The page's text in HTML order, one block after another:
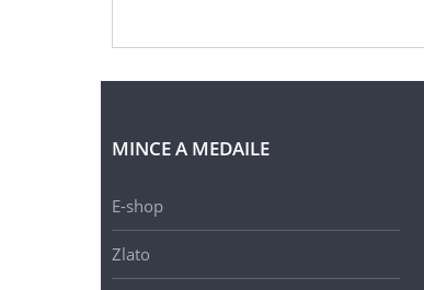
MINCE A MEDAILE
E-shop
Zlato